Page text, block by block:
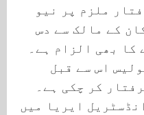
ملزم پر نیو
کے مالک سے دس
کا بھی الزام ہے۔
اس سے قبل
کر چکی ہے۔
ایریا میں